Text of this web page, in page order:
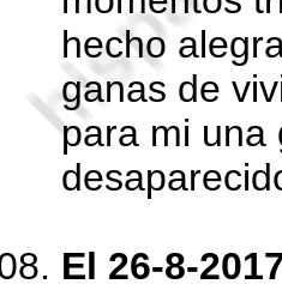
hecho
ganas de
para mi una
El 26-8-